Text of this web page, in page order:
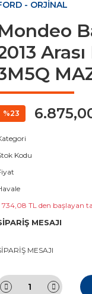
- ORJİNAL
%23
Kodu
734,08 TL den başlayan
MESAJI
MESAJI